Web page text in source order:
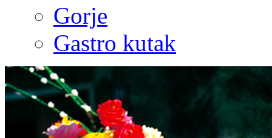
Gorje
Gastro kutak